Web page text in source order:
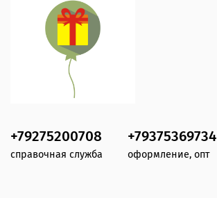
+79275200708
справочная служба
+79375369734
оформление, опт